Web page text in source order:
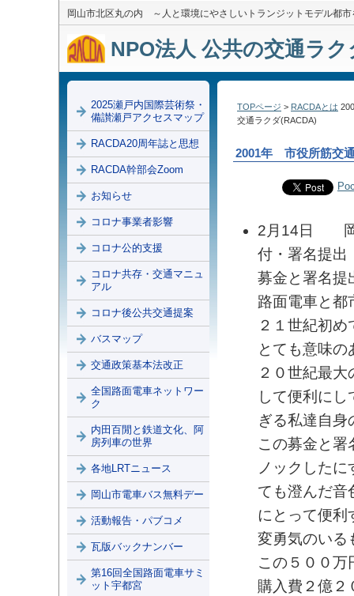
岡山市北区丸の内 ～人と環境にやさしいトランジットモデル都市
NPO法人 公共の交通ラ
TOPページ > RACDAとは
交通ラクダ(RACDA)
2001年 市役所筋交
2月14日 岡
付・署名提出
募金と署名提
路面電車と都
２１世紀初
とても意味
２０世紀最
して便利に
ぎる私達自
この募金と署
ノックした
ても澄んだ音
にとって便利
変勇気のいる
この５００万
購入費２億２
2025瀬戸内国際芸術祭・
備讃瀬戸アクセスマップ
RACDA20周年誌と思想
RACDA幹部会Zoom
お知らせ
コロナ事業者影響
コロナ公的支援
コロナ共存・交通マニュ
アル
コロナ後公共交通提案
バスマップ
交通政策基本法改正
全国路面電車ネットワー
ク
内田百閒と鉄道文化、阿
房列車の世界
各地LRTニュース
岡山市電車バス無料デー
活動報告・パブコメ
瓦版バックナンバー
第16回全国路面電車サミ
ット宇都宮